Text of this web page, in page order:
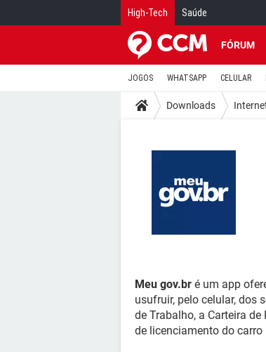
High-Tech Saúde
FÓRUM
JOGOS WHATSAPP CELULAR
Downloads
Meu gov.br é um app
usufruir, pelo celular, dos
de Trabalho, a Carteira
de licenciamento do carro